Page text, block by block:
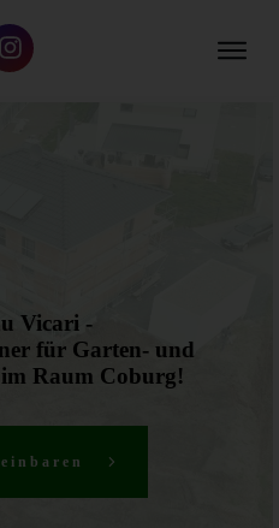
Vicari -
für Garten- und
Raum Coburg!